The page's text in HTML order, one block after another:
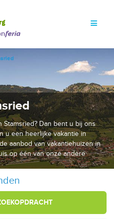
Dan bent u bij ons
u een heerlijke vakantie in
aanbod van vakantiehuizen in
op één van onze andere